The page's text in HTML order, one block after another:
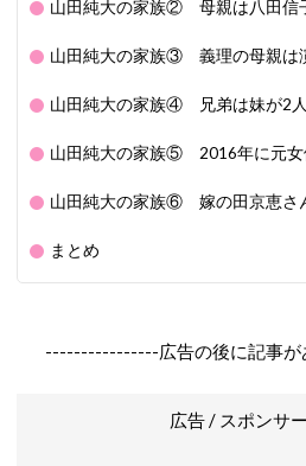
山田純大の家族② 母親は八田信
山田純大の家族③ 義理の母親は
山田純大の家族④ 兄弟は妹が2人
山田純大の家族⑤ 2016年に元女
山田純大の家族⑥ 嫁の田京恵さ
まとめ
----------------広告の後に記事
広告 / スポンサ